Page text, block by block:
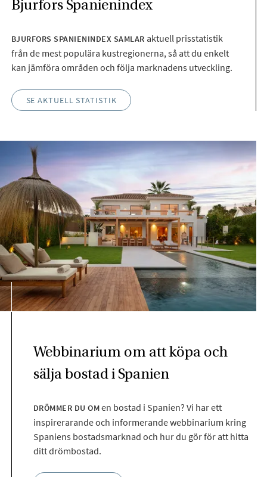
Bjurfors Spanienindex
BJURFORS SPANIENINDEX SAMLAR aktuell prisstatistik
från de mest populära kustregionerna, så att du enkelt
kan jämföra områden och följa marknadens utveckling.
SE AKTUELL STATISTIK
Webbinarium om att köpa och
sälja bostad i Spanien
DRÖMMER DU OMen bostad i Spanien? Vi har ett
inspirerarande och informerande webbinarium kring
Spaniens bostadsmarknad och hur du gör för att hitta
ditt drömbostad.